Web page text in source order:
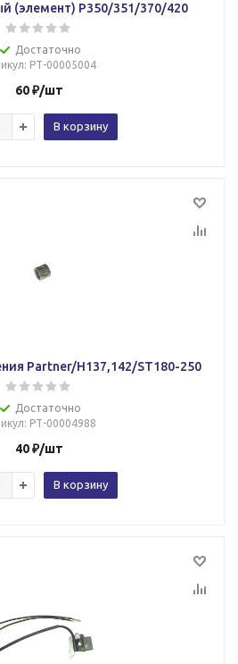
(элемент) Р350/351/370/420
Достаточно
: РТ-00005004
60₽/шт
В корзину
Partner/Н137,142/ST180-250
Достаточно
: РТ-00004988
40₽/шт
В корзину